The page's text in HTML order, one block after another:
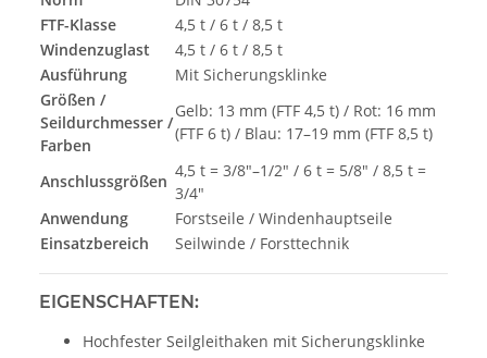
FTF-Klasse
4,5 t / 6 t / 8,5 t
Windenzuglast
4,5 t / 6 t / 8,5 t
Ausführung
Mit Sicherungsklinke
Größen /
Seildurchmesser /
Farben
Gelb: 13 mm (FTF 4,5 t) / Rot: 16 mm
(FTF 6 t) / Blau: 17–19 mm (FTF 8,5 t)
Anschlussgrößen
4,5 t = 3/8"–1/2" / 6 t = 5/8" / 8,5 t =
3/4"
Anwendung
Forstseile / Windenhauptseile
Einsatzbereich
Seilwinde / Forsttechnik
EIGENSCHAFTEN:
Hochfester Seilgleithaken mit Sicherungsklinke